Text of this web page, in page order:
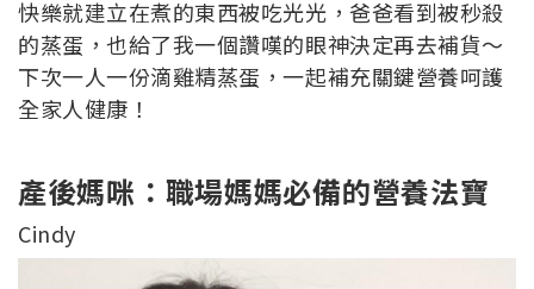
快樂就建立在煮的東西被吃光光，爸爸看到被秒殺
的蒸蛋，也給了我一個讚嘆的眼神決定再去補貨～
下次一人一份滴雞精蒸蛋，一起補充關鍵營養呵護
全家人健康！
產後媽咪：職場媽媽必備的營養法寶
Cindy